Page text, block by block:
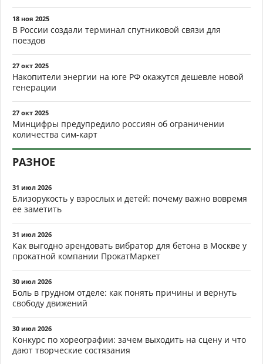
18 ноя 2025
В России создали терминал спутниковой связи для
поездов
27 окт 2025
Накопители энергии на юге РФ окажутся дешевле новой
генерации
27 окт 2025
Минцифры предупредило россиян об ограничении
количества сим-карт
РАЗНОЕ
31 июл 2026
Близорукость у взрослых и детей: почему важно вовремя
ее заметить
31 июл 2026
Как выгодно арендовать вибратор для бетона в Москве у
прокатной компании ПрокатМаркет
30 июл 2026
Боль в грудном отделе: как понять причины и вернуть
свободу движений
30 июл 2026
Конкурс по хореографии: зачем выходить на сцену и что
дают творческие состязания